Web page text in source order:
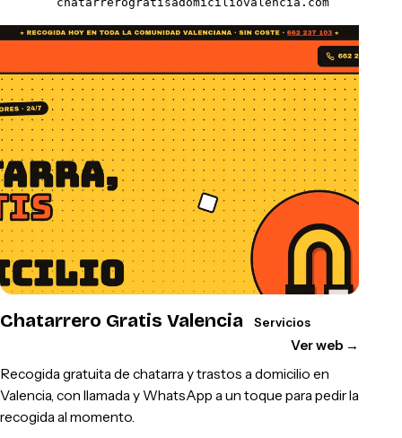
Chatarrero Gratis Valencia Servicios
Ver web →
Recogida gratuita de chatarra y trastos a domicilio en
Valencia, con llamada y WhatsApp a un toque para pedir la
recogida al momento.